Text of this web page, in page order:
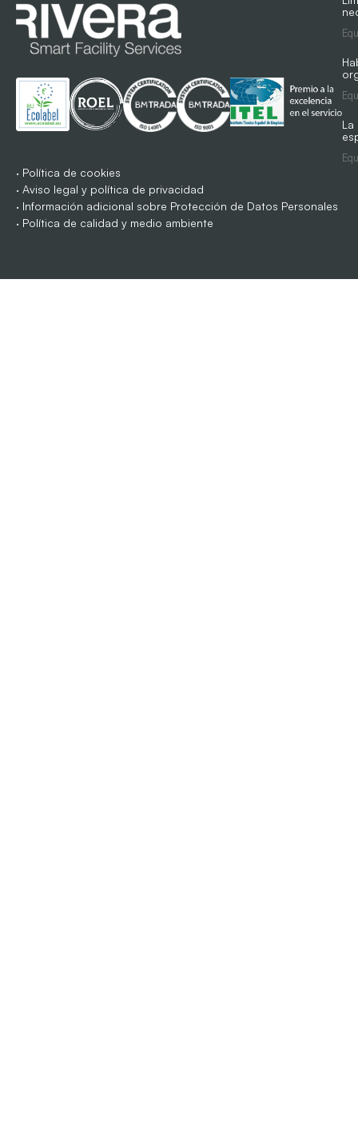
· Política de cookies
· Aviso legal y política de privacidad
· Información adicional sobre Protección de Datos Personales
· Política de calidad y medio ambiente